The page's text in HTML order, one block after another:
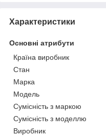
Характеристики
Основні атрибути
Країна виробник
Стан
Марка
Модель
Сумісність з маркою
Сумісність з моделлю
Виробник